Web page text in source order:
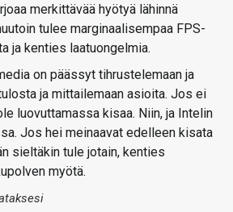
merkittävää hyötyä lähinnä
tulee marginaalisempaa FPS-
ja kenties laatuongelmia.
on päässyt tihrustelemaan ja
ja mittailemaan asioita. Jos ei
luovuttamassa kisaa. Niin, ja Intelin
Jos hei meinaavat edelleen kisata
sieltäkin tule jotain, kenties
myötä.